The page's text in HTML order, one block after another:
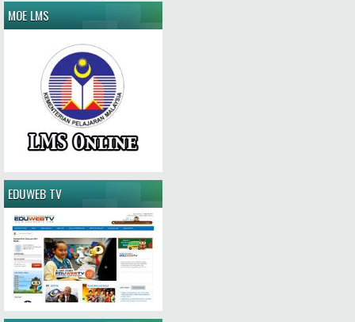
MOE LMS
EDUWEB TV